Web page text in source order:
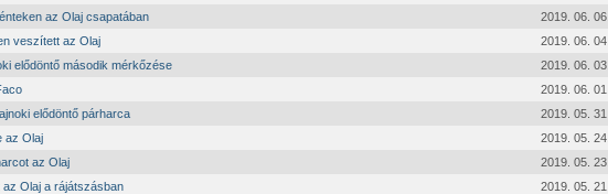
az Olaj csapatában
2019. 06. 06.
veszített az Olaj
2019. 06. 04.
elődöntő második mérkőzése
2019. 06. 03.
2019. 06. 01.
elődöntő párharca
2019. 05. 31.
az Olaj
2019. 05. 24.
az Olaj
2019. 05. 23.
Olaj a rájátszásban
2019. 05. 21.